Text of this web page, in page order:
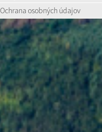
Ochrana osobných údajov